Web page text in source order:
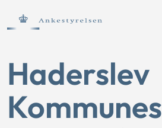
Haderslev
Kommunes